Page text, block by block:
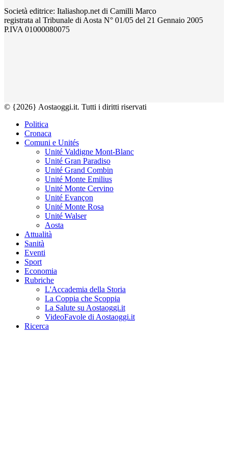
Società editrice: Italiashop.net di Camilli Marco
registrata al Tribunale di Aosta N° 01/05 del 21 Gennaio 2005
P.IVA 01000080075
© {2026} Aostaoggi.it. Tutti i diritti riservati
Politica
Cronaca
Comuni e Unités
Unité Valdigne Mont-Blanc
Unité Gran Paradiso
Unité Grand Combin
Unité Monte Emilius
Unité Monte Cervino
Unité Evançon
Unité Monte Rosa
Unité Walser
Aosta
Attualità
Sanità
Eventi
Sport
Economia
Rubriche
L'Accademia della Storia
La Coppia che Scoppia
La Salute su Aostaoggi.it
VideoFavole di Aostaoggi.it
Ricerca